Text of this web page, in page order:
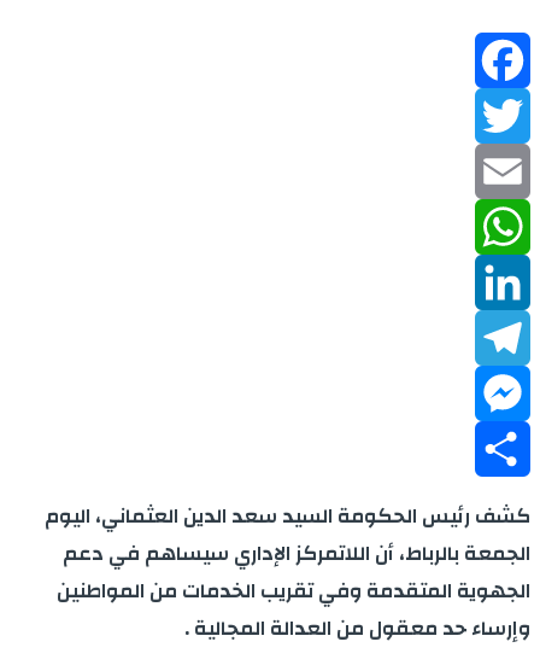
Facebook
Twitter
Email
WhatsApp
LinkedIn
Telegram
Messenger
Share
كشف رئيس الحكومة السيد سعد الدين العثماني، اليوم
الجمعة بالرباط، أن اللاتمركز الإداري سيساهم في دعم
الجهوية المتقدمة وفي تقريب الخدمات من المواطنين
وإرساء حد معقول من العدالة المجالية .